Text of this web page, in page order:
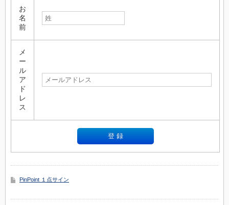
お
名
前
メ
ー
ル
ア
ド
レ
ス
PinPoint １点サイン